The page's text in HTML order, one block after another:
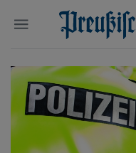
Suchen und